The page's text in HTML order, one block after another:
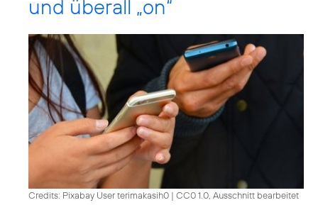
und überall „on“
Credits: Pixabay User terimakasih0 | CC0 1.0, Ausschnitt bearbeitet